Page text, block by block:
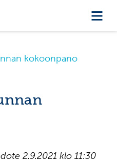
kokoonpano
2.9.2021 klo 11:30